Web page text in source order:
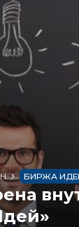
БИРЖА